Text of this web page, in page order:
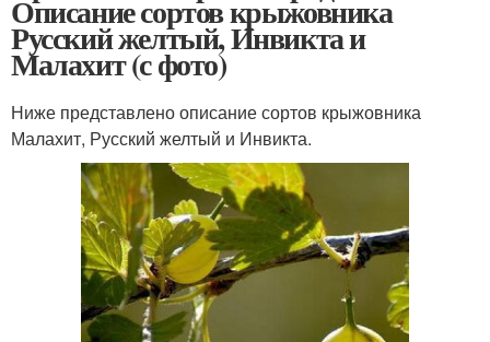
Описание сортов крыжовника
Русский желтый, Инвикта и
Малахит (с фото)
Ниже представлено описание сортов крыжовника
Малахит, Русский желтый и Инвикта.